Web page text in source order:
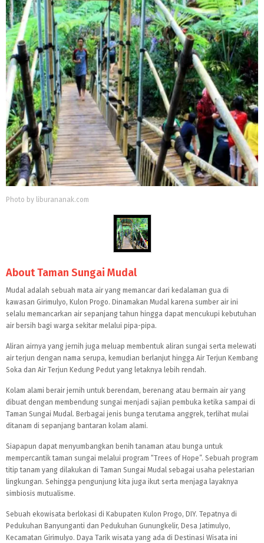
Photo by liburananak.com
About Taman Sungai Mudal
Mudal adalah sebuah mata air yang memancar dari kedalaman gua di
kawasan Girimulyo, Kulon Progo. Dinamakan Mudal karena sumber air ini
selalu memancarkan air sepanjang tahun hingga dapat mencukupi kebutuhan
air bersih bagi warga sekitar melalui pipa-pipa.
Aliran airnya yang jernih juga meluap membentuk aliran sungai serta melewati
air terjun dengan nama serupa, kemudian berlanjut hingga Air Terjun Kembang
Soka dan Air Terjun Kedung Pedut yang letaknya lebih rendah.
Kolam alami berair jernih untuk berendam, berenang atau bermain air yang
dibuat dengan membendung sungai menjadi sajian pembuka ketika sampai di
Taman Sungai Mudal. Berbagai jenis bunga terutama anggrek, terlihat mulai
ditanam di sepanjang bantaran kolam alami.
Siapapun dapat menyumbangkan benih tanaman atau bunga untuk
mempercantik taman sungai melalui program “Trees of Hope”. Sebuah program
titip tanam yang dilakukan di Taman Sungai Mudal sebagai usaha pelestarian
lingkungan. Sehingga pengunjung kita juga ikut serta menjaga layaknya
simbiosis mutualisme.
Sebuah ekowisata berlokasi di Kabupaten Kulon Progo, DIY. Tepatnya di
Pedukuhan Banyunganti dan Pedukuhan Gunungkelir, Desa Jatimulyo,
Kecamatan Girimulyo. Daya Tarik wisata yang ada di Destinasi Wisata ini